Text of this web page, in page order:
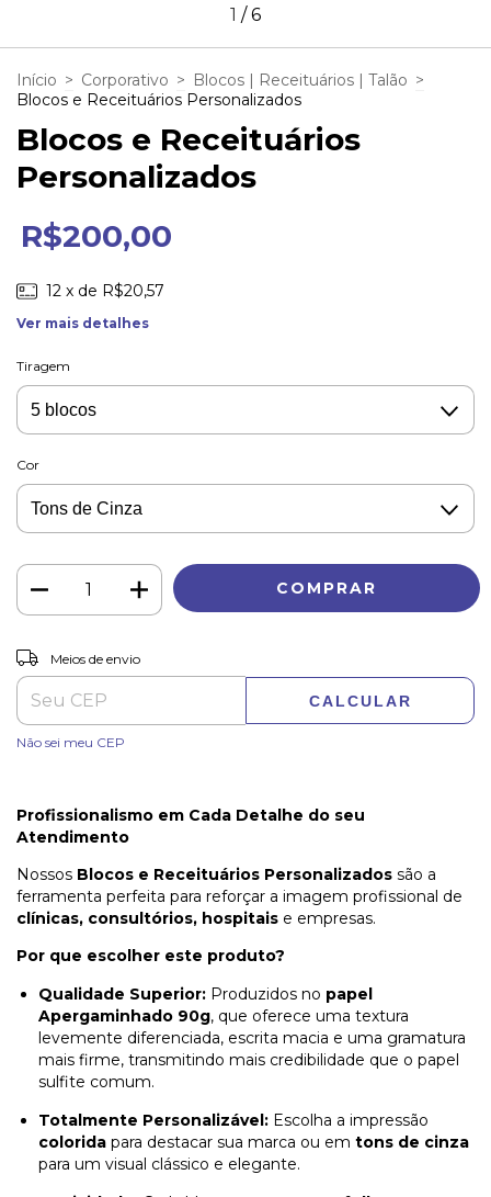
1 /6
Início > Corporativo > Blocos | Receituários | Talão >
Blocos e Receituários Personalizados
Blocos e Receituários
Personalizados
R$200,00
12 x de R$20,57
Ver mais detalhes
Tiragem
Cor
Entregas para o CEP:
Meios de envio
CALCULAR
Não sei meu CEP
Profissionalismo em Cada Detalhe do seu
Atendimento
Nossos Blocos e Receituários Personalizados são a
ferramenta perfeita para reforçar a imagem profissional de
clínicas, consultórios, hospitais e empresas.
Por que escolher este produto?
Qualidade Superior: Produzidos no papel
Apergaminhado 90g, que oferece uma textura
levemente diferenciada, escrita macia e uma gramatura
mais firme, transmitindo mais credibilidade que o papel
sulfite comum.
Totalmente Personalizável: Escolha a impressão
colorida para destacar sua marca ou em tons de cinza
para um visual clássico e elegante.